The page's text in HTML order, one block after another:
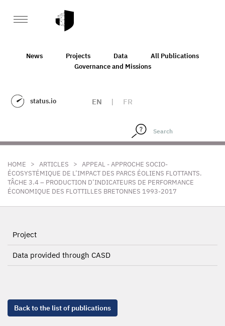
News Projects Data
All Publications
Governance and Missions
status.io EN | FR
HOME > ARTICLES > APPEAL - APPROCHE SOCIO-
ÉCOSYSTÉMIQUE DE L’IMPACT DES PARCS ÉOLIENS FLOTTANTS.
TÂCHE 3.4 – PRODUCTION D’INDICATEURS DE PERFORMANCE
ÉCONOMIQUE DES FLOTTILLES BRETONNES 1993-2017
Project
Data provided through CASD
Back to the list of publications